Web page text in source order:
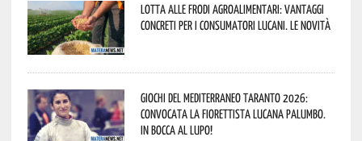
Lotta alle frodi agroalimentari: vantaggi
concreti per i consumatori lucani. Le novità
Giochi del Mediterraneo Taranto 2026:
convocata la fiorettista lucana Palumbo.
In bocca al lupo!